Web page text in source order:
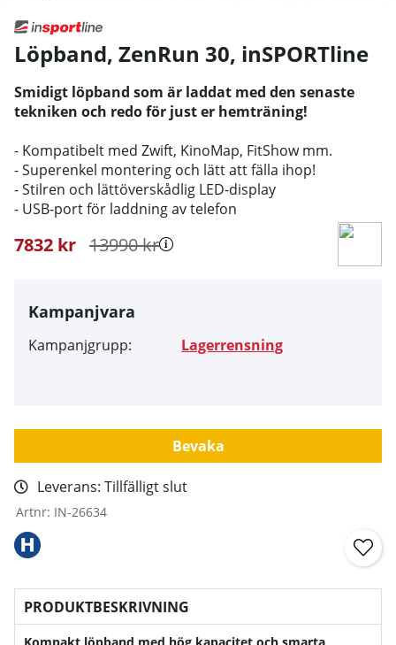
Löpband, ZenRun 30, inSPORTline
Smidigt löpband som är laddat med den senaste
tekniken och redo för just er hemträning!
- Kompatibelt med Zwift, KinoMap, FitShow mm.
- Superenkel montering och lätt att fälla ihop!
- Stilren och lättöverskådlig LED-display
- USB-port för laddning av telefon
13990kr
7832 kr
Kampanjvara
Kampanjgrupp: Lagerrensning
Bevaka
Leverans: Tillfälligt slut
Artnr: IN-26634
PRODUKTBESKRIVNING